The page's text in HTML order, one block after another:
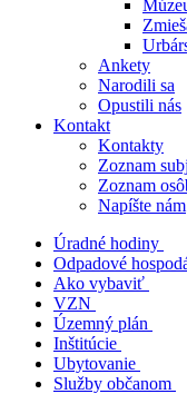
Ankety
Narodili sa
Opustili nás
Kontakt
Kontakty
Zoznam
Zoznam
Napíšte nám
Úradné hodiny
Odpadové
Ako vybaviť
VZN
Územný plán
Inštitúcie
Ubytovanie
Služby občanom